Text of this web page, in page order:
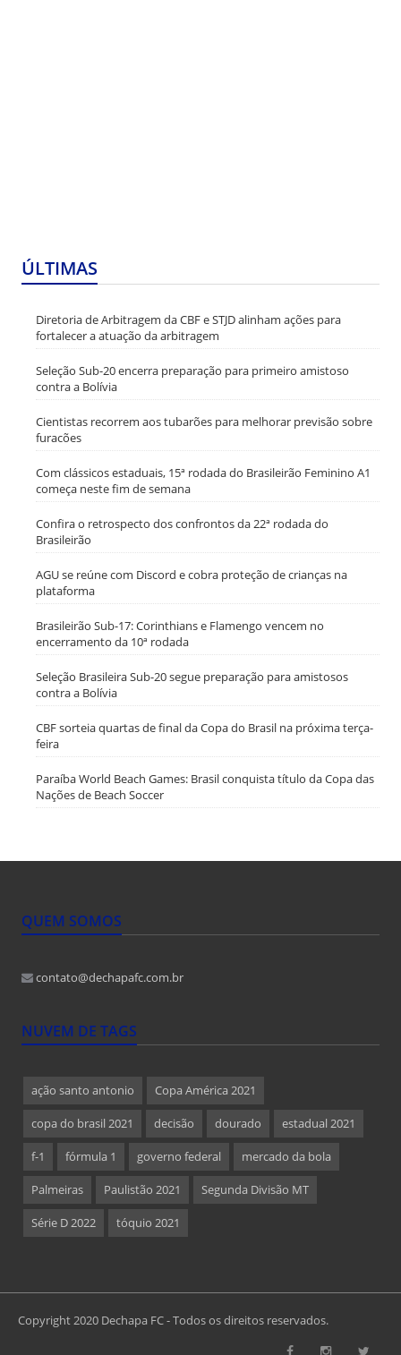
ÚLTIMAS
Diretoria de Arbitragem da CBF e STJD alinham ações para
fortalecer a atuação da arbitragem
Seleção Sub-20 encerra preparação para primeiro amistoso
contra a Bolívia
Cientistas recorrem aos tubarões para melhorar previsão sobre
furacões
Com clássicos estaduais, 15ª rodada do Brasileirão Feminino A1
começa neste fim de semana
Confira o retrospecto dos confrontos da 22ª rodada do
Brasileirão
AGU se reúne com Discord e cobra proteção de crianças na
plataforma
Brasileirão Sub-17: Corinthians e Flamengo vencem no
encerramento da 10ª rodada
Seleção Brasileira Sub-20 segue preparação para amistosos
contra a Bolívia
CBF sorteia quartas de final da Copa do Brasil na próxima terça-
feira
Paraíba World Beach Games: Brasil conquista título da Copa das
Nações de Beach Soccer
QUEM SOMOS
contato@dechapafc.com.br
NUVEM DE TAGS
ação santo antonio Copa América 2021
copa do brasil 2021 decisão dourado estadual 2021
f-1 fórmula 1 governo federal mercado da bola
Palmeiras Paulistão 2021 Segunda Divisão MT
Série D 2022 tóquio 2021
Copyright 2020 Dechapa FC - Todos os direitos reservados.